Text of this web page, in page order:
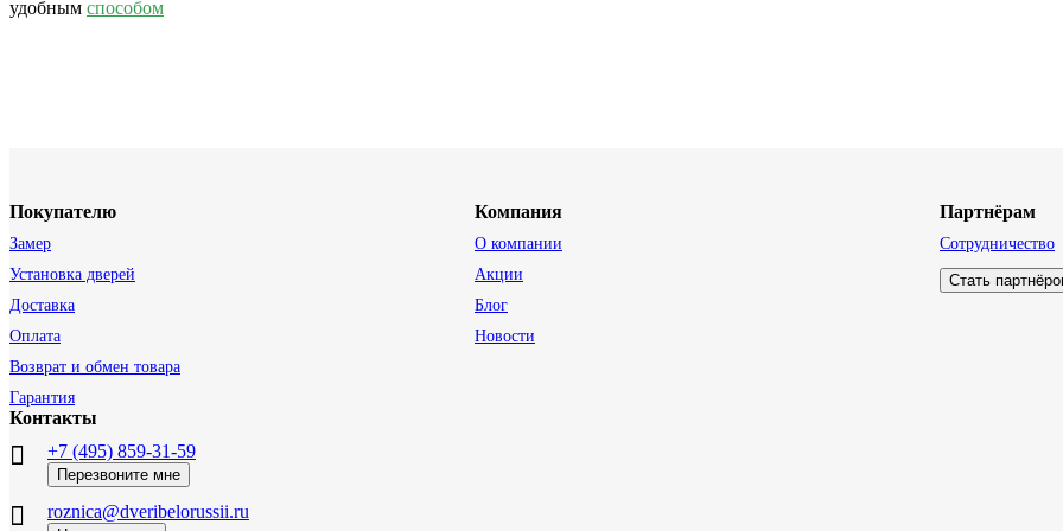
удобным способом
Покупателю
Замер
Установка дверей
Доставка
Оплата
Возврат и обмен товара
Гарантия
Компания
О компании
Акции
Блог
Новости
Партнёрам
Сотрудничество
Стать
Контакты
+7 (495) 859-31-59
Перезвоните мне
roznica@dveribelorussii.ru